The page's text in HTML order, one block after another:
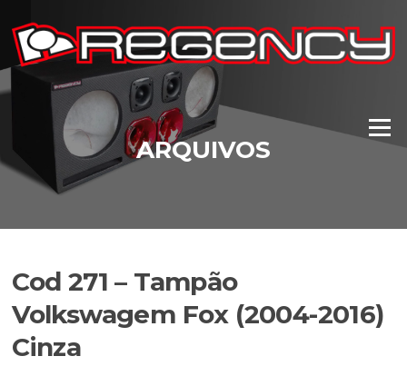
para
conteúdo
Menu
ARQUIVOS
Cod 271 – Tampão
Volkswagem Fox (2004-2016)
Cinza